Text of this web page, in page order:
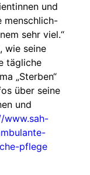
und
menschlich-
sehr viel.“
wie seine
tägliche
„Sterben“
über seine
und
www.sah-
pflege